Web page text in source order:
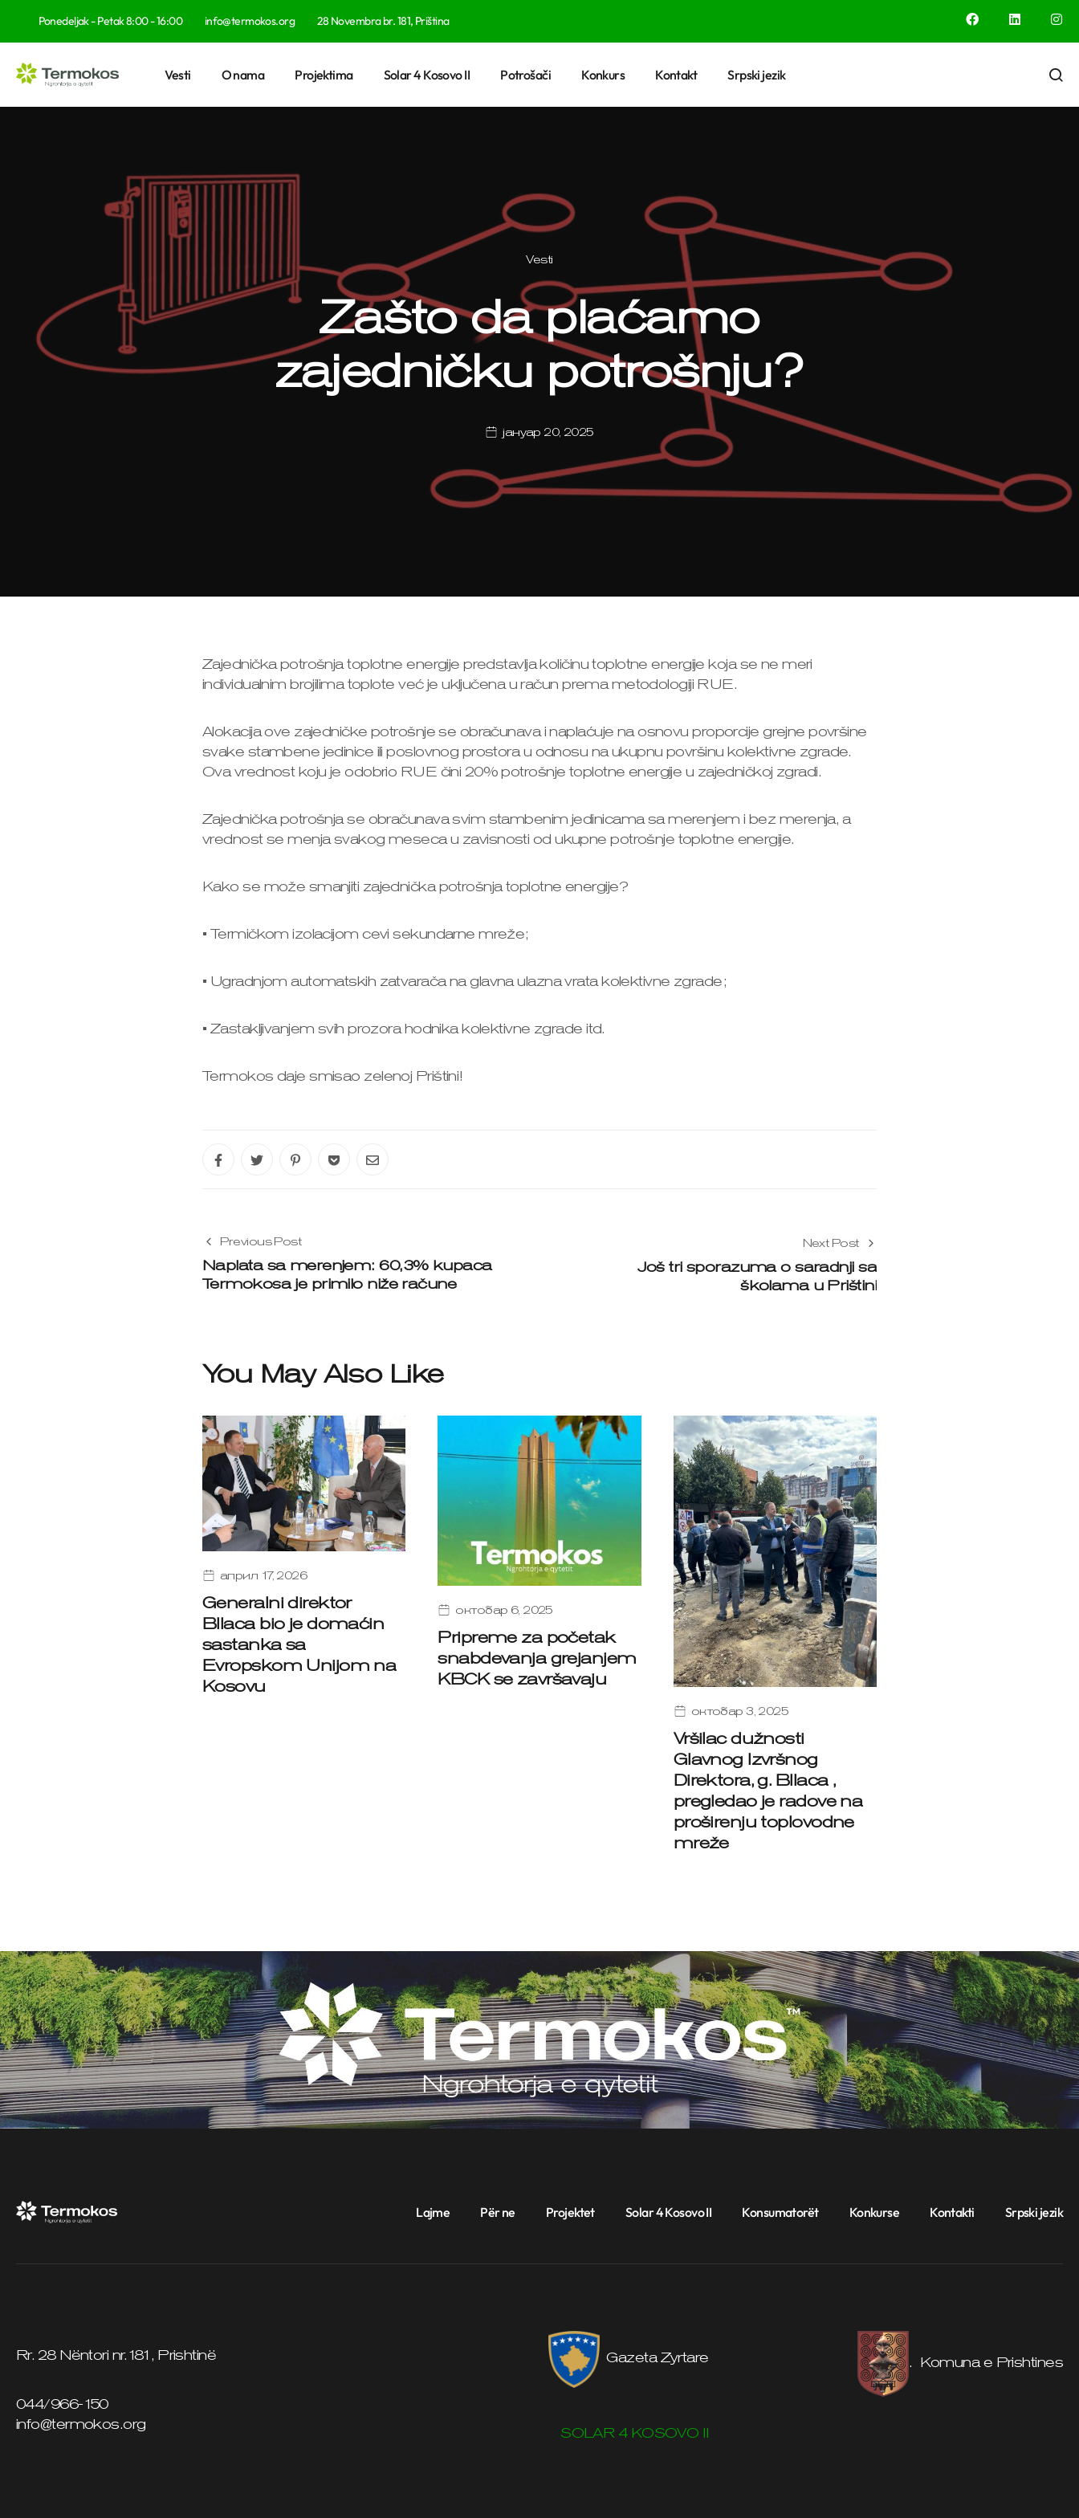
Ponedeljak - Petak 8:00 - 16:00 info@termokos.org 28 Novembra br. 181, Priština
Vesti O nama Projektima Solar 4 Kosovo II Potrošači Konkurs Kontakt Srpski jezik
Vesti
Zašto da plaćamo
zajedničku potrošnju?
јануар 20, 2025
Zajednička potrošnja toplotne energije predstavlja količinu toplotne energije koja se ne meri
individualnim brojilima toplote već je uključena u račun prema metodologiji RUE.
Alokacija ove zajedničke potrošnje se obračunava i naplaćuje na osnovu proporcije grejne površine
svake stambene jedinice ili poslovnog prostora u odnosu na ukupnu površinu kolektivne zgrade.
Ova vrednost koju je odobrio RUE čini 20% potrošnje toplotne energije u zajedničkoj zgradi.
Zajednička potrošnja se obračunava svim stambenim jedinicama sa merenjem i bez merenja, a
vrednost se menja svakog meseca u zavisnosti od ukupne potrošnje toplotne energije.
Kako se može smanjiti zajednička potrošnja toplotne energije?
• Termičkom izolacijom cevi sekundarne mreže;
• Ugradnjom automatskih zatvarača na glavna ulazna vrata kolektivne zgrade;
• Zastakljivanjem svih prozora hodnika kolektivne zgrade itd.
Termokos daje smisao zelenoj Prištini!
Previous Post
Naplata sa merenjem: 60,3% kupaca
Termokosa je primilo niže račune
Next Post
Još tri sporazuma o saradnji sa
školama u Prištini
You May Also Like
април 17, 2026
Generalni direktor
Bllaca bio je domaćin
sastanka sa
Evropskom Unijom na
Kosovu
октобар 6, 2025
Pripreme za početak
snabdevanja grejanjem
KBCK se završavaju
октобар 3, 2025
Vršilac dužnosti
Glavnog Izvršnog
Direktora, g. Bllaca ,
pregledao je radove na
proširenju toplovodne
mreže
Lajme Për ne Projektet Solar 4 Kosovo II Konsumatorët Konkurse Kontakti Srpski jezik
Rr. 28 Nëntori nr.181, Prishtinë
044/966-150
info@termokos.org
Gazeta Zyrtare
SOLAR 4 KOSOVO II
. Komuna e Prishtines